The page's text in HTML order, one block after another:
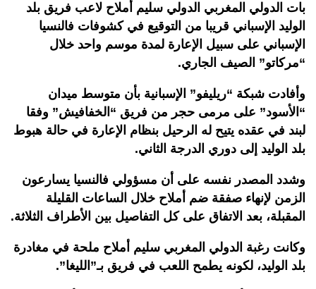
بات الدولي المغربي الدولي سليم أملاح لاعب فريق بلد
الوليد الإسباني قريبا من التوقيع في كشوفات فالنسيا
الإسباني على سبيل الإعارة لمدة موسم واحد خلال
“مركاتو” الصيف الجاري.
وأفادت شبكة “ريليفو” الإسبانية بأن متوسط ميدان
“الأسود” على مرمى حجر من فريق “الخفافيش” وفقا
لبند في عقده يتيح له الرحيل بنظام الإعارة في حالة هبوط
بلد الوليد إلى دوري الدرجة الثاني.
وشدد المصدر نفسه على أن مسؤولي فالنسيا يسارعون
الزمن لإنهاء صفقة ضم أملاح خلال الساعات القليلة
المقبلة، بعد الاتفاق على كل التفاصيل بين الأطراف الثلاثة.
وكانت رغبة الدولي المغربي سليم أملاح ملحة في مغادرة
بلد الوليد، لكونه يطمح اللعب في فريق بـ”الليغا”.